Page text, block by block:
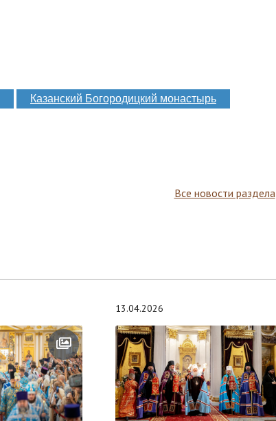
Казанский Богородицкий монастырь
Все новости раздела
13.04.2026